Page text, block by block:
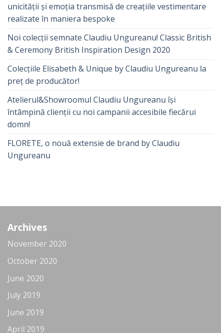
unicității și emoția transmisă de creațiile vestimentare
realizate în maniera bespoke
Noi colecții semnate Claudiu Ungureanu! Classic British
& Ceremony British Inspiration Design 2020
Colecțiile Elisabeth & Unique by Claudiu Ungureanu la
preț de producător!
Atelierul&Showroomul Claudiu Ungureanu își
întâmpină clienții cu noi campanii accesibile fiecărui
domn!
FLORETE, o nouă extensie de brand by Claudiu
Ungureanu
Archives
November 2020
October 2020
June 2020
July 2019
June 2019
April 2019